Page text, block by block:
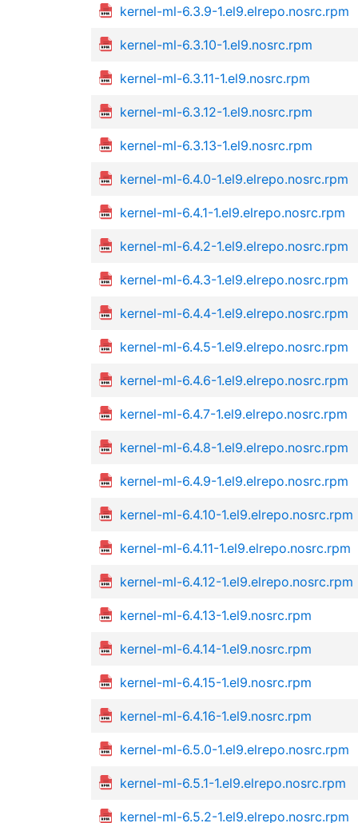
kernel-ml-6.3.9-1.el9.elrepo.nosrc.rpm
kernel-ml-6.3.10-1.el9.nosrc.rpm
kernel-ml-6.3.11-1.el9.nosrc.rpm
kernel-ml-6.3.12-1.el9.nosrc.rpm
kernel-ml-6.3.13-1.el9.nosrc.rpm
kernel-ml-6.4.0-1.el9.elrepo.nosrc.rpm
kernel-ml-6.4.1-1.el9.elrepo.nosrc.rpm
kernel-ml-6.4.2-1.el9.elrepo.nosrc.rpm
kernel-ml-6.4.3-1.el9.elrepo.nosrc.rpm
kernel-ml-6.4.4-1.el9.elrepo.nosrc.rpm
kernel-ml-6.4.5-1.el9.elrepo.nosrc.rpm
kernel-ml-6.4.6-1.el9.elrepo.nosrc.rpm
kernel-ml-6.4.7-1.el9.elrepo.nosrc.rpm
kernel-ml-6.4.8-1.el9.elrepo.nosrc.rpm
kernel-ml-6.4.9-1.el9.elrepo.nosrc.rpm
kernel-ml-6.4.10-1.el9.elrepo.nosrc.rpm
kernel-ml-6.4.11-1.el9.elrepo.nosrc.rpm
kernel-ml-6.4.12-1.el9.elrepo.nosrc.rpm
kernel-ml-6.4.13-1.el9.nosrc.rpm
kernel-ml-6.4.14-1.el9.nosrc.rpm
kernel-ml-6.4.15-1.el9.nosrc.rpm
kernel-ml-6.4.16-1.el9.nosrc.rpm
kernel-ml-6.5.0-1.el9.elrepo.nosrc.rpm
kernel-ml-6.5.1-1.el9.elrepo.nosrc.rpm
kernel-ml-6.5.2-1.el9.elrepo.nosrc.rpm